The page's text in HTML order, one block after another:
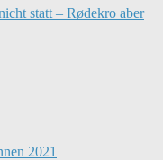
statt – Rødekro aber
2021